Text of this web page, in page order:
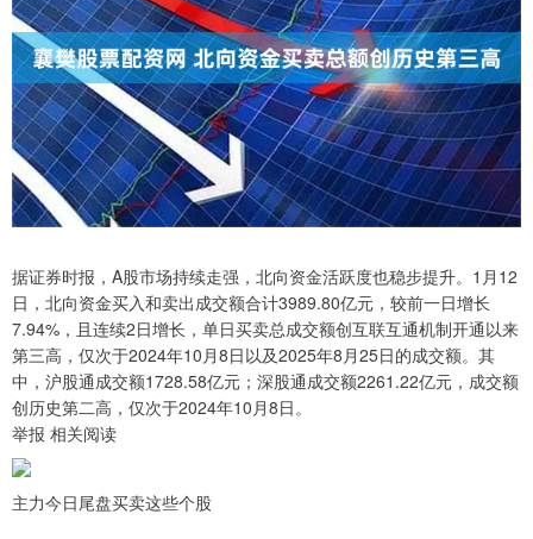
据证券时报，A股市场持续走强，北向资金活跃度也稳步提升。1月12
日，北向资金买入和卖出成交额合计3989.80亿元，较前一日增长
7.94%，且连续2日增长，单日买卖总成交额创互联互通机制开通以来
第三高，仅次于2024年10月8日以及2025年8月25日的成交额。其
中，沪股通成交额1728.58亿元；深股通成交额2261.22亿元，成交额
创历史第二高，仅次于2024年10月8日。
举报 相关阅读
主力今日尾盘买卖这些个股